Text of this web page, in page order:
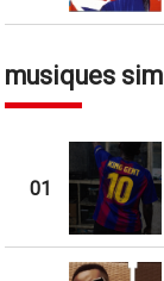
musiques
01